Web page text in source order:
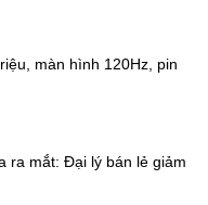
màn hình 120Hz, pin
ra mắt: Đại lý bán lẻ giảm